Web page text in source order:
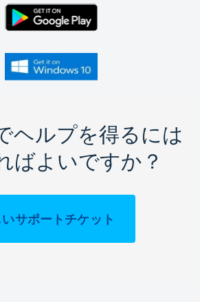
ヘルプを得るには
ばよいですか？
サポートチケット